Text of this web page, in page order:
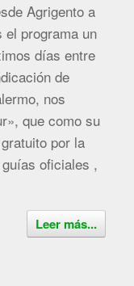
Agrigento a
el programa un
días entre
de
nos
que como su
por la
oficiales ,
Leer más...